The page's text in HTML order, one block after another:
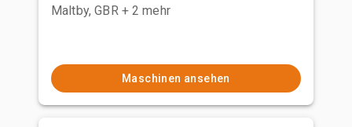
Maltby, GBR + 2 mehr
Maschinen ansehen